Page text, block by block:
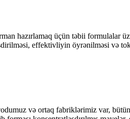
hazırlamaq üçün təbii formulalar
effektivliyin öyrənilməsi və
və ortaq fabriklərimiz var,